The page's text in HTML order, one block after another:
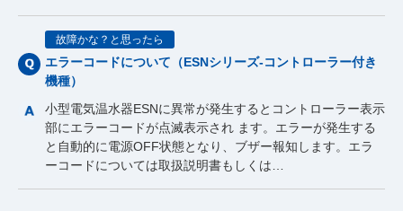
故障かな？と思ったら
エラーコードについて（ESNシリーズ-コントローラー付き
機種）
小型電気温水器ESNに異常が発生するとコントローラー表示
部にエラーコードが点滅表示され ます。エラーが発生する
と自動的に電源OFF状態となり、ブザー報知します。エラ
ーコードについては取扱説明書もしくは…